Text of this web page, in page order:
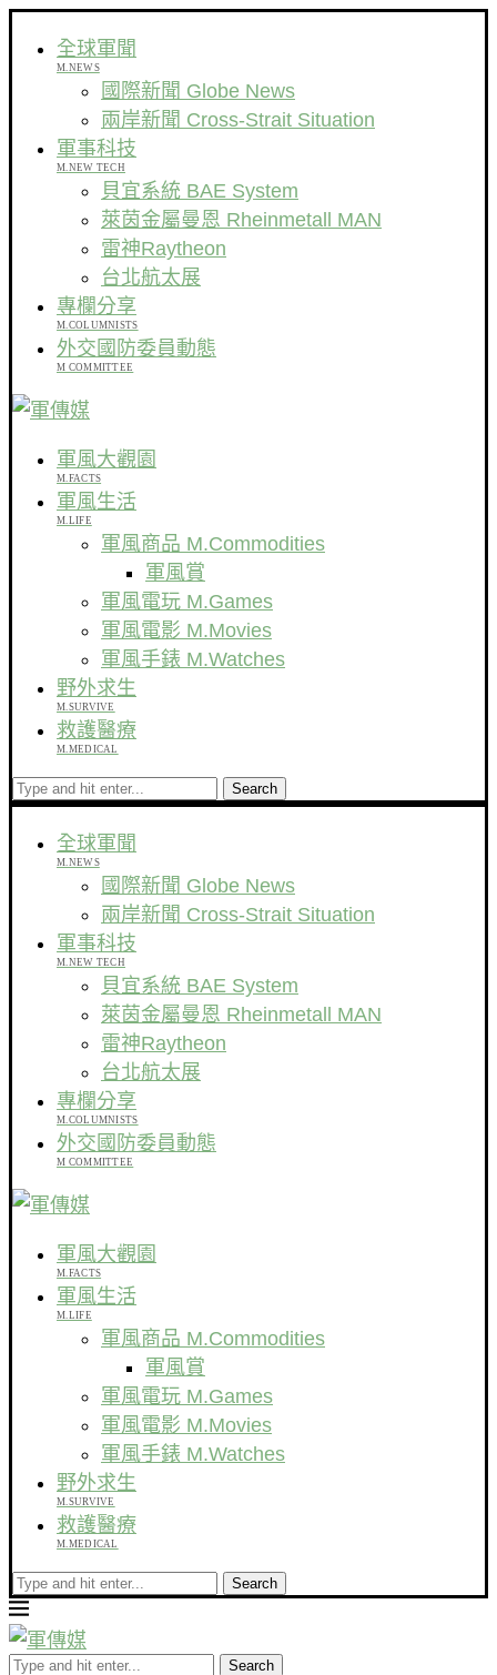
全球軍聞
M.NEWS
國際新聞 Globe News
兩岸新聞 Cross-Strait Situation
軍事科技
M.NEW TECH
貝宜系統 BAE System
萊茵金屬曼恩 Rheinmetall MAN
雷神Raytheon
台北航太展
專欄分享
M.COLUMNISTS
外交國防委員動態
M COMMITTEE
軍風大觀園
M.FACTS
軍風生活
M.LIFE
軍風商品 M.Commodities
軍風賞
軍風電玩 M.Games
軍風電影 M.Movies
軍風手錶 M.Watches
野外求生
M.SURVIVE
救護醫療
M.MEDICAL
Search
全球軍聞
M.NEWS
國際新聞 Globe News
兩岸新聞 Cross-Strait Situation
軍事科技
M.NEW TECH
貝宜系統 BAE System
萊茵金屬曼恩 Rheinmetall MAN
雷神Raytheon
台北航太展
專欄分享
M.COLUMNISTS
外交國防委員動態
M COMMITTEE
軍風大觀園
M.FACTS
軍風生活
M.LIFE
軍風商品 M.Commodities
軍風賞
軍風電玩 M.Games
軍風電影 M.Movies
軍風手錶 M.Watches
野外求生
M.SURVIVE
救護醫療
M.MEDICAL
Search
Search